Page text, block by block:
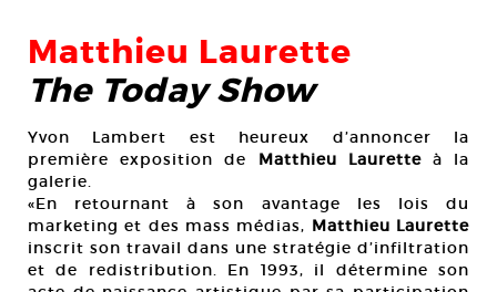
Matthieu Laurette
The Today Show
Yvon Lambert est heureux d’annoncer la
première exposition de Matthieu Lauretteà la
galerie.
«En retournant à son avantage les lois du
marketing et des mass médias, Matthieu Laurette
inscrit son travail dans une stratégie d’infiltration
et de redistribution. En 1993, il détermine son